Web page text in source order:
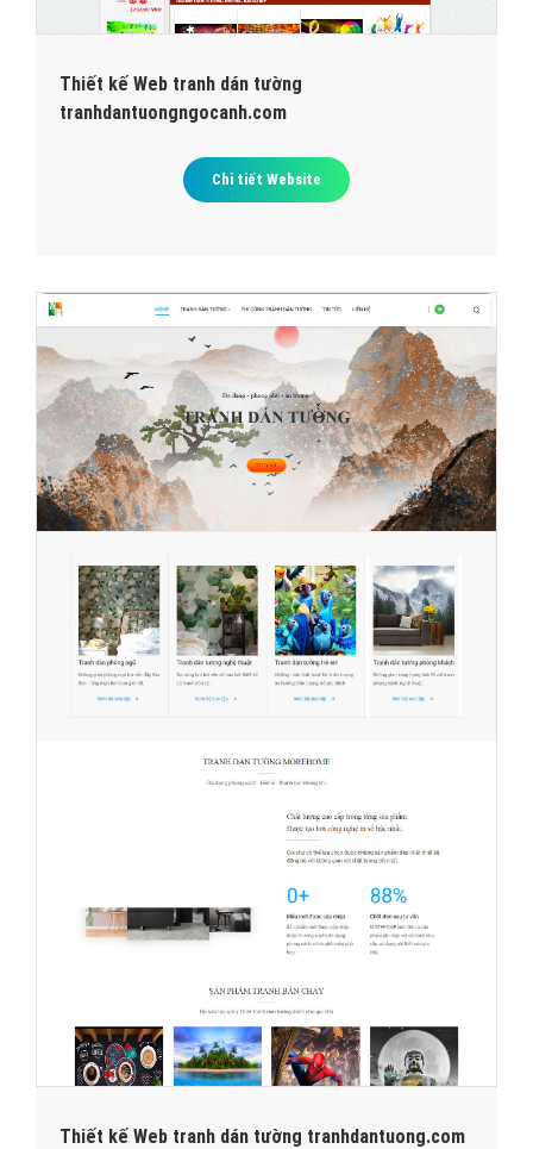
Thiết kế Web tranh dán tường
tranhdantuongngocanh.com
Chi tiết Website
Thiết kế Web tranh dán tường tranhdantuong.com